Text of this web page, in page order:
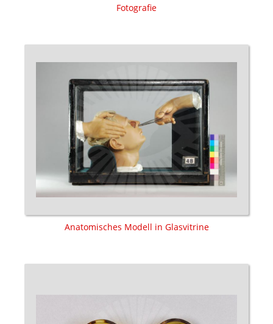
Fotografie
Anatomisches Modell in Glasvitrine